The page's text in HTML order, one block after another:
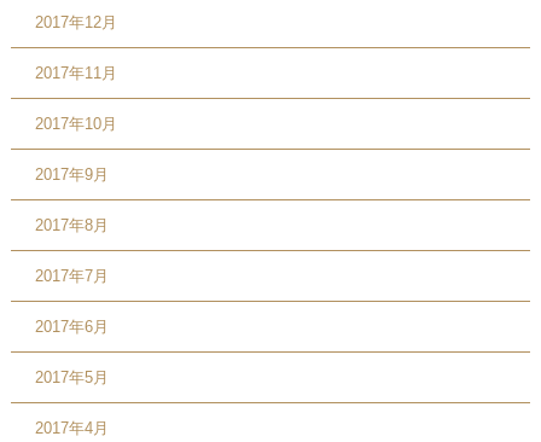
2017年12月
2017年11月
2017年10月
2017年9月
2017年8月
2017年7月
2017年6月
2017年5月
2017年4月